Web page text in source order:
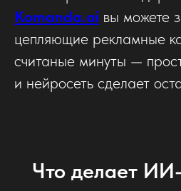
Komanda.ai вы можете
цепляющие рекламные
считаные минуты —
и нейросеть сделает
Что делает